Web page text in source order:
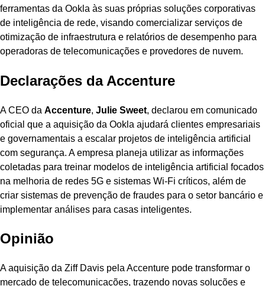
ferramentas da Ookla às suas próprias soluções corporativas
de inteligência de rede, visando comercializar serviços de
otimização de infraestrutura e relatórios de desempenho para
operadoras de telecomunicações e provedores de nuvem.
Declarações da Accenture
A CEO da Accenture, Julie Sweet, declarou em comunicado
oficial que a aquisição da Ookla ajudará clientes empresariais
e governamentais a escalar projetos de inteligência artificial
com segurança. A empresa planeja utilizar as informações
coletadas para treinar modelos de inteligência artificial focados
na melhoria de redes 5G e sistemas Wi-Fi críticos, além de
criar sistemas de prevenção de fraudes para o setor bancário e
implementar análises para casas inteligentes.
Opinião
A aquisição da Ziff Davis pela Accenture pode transformar o
mercado de telecomunicações, trazendo novas soluções e